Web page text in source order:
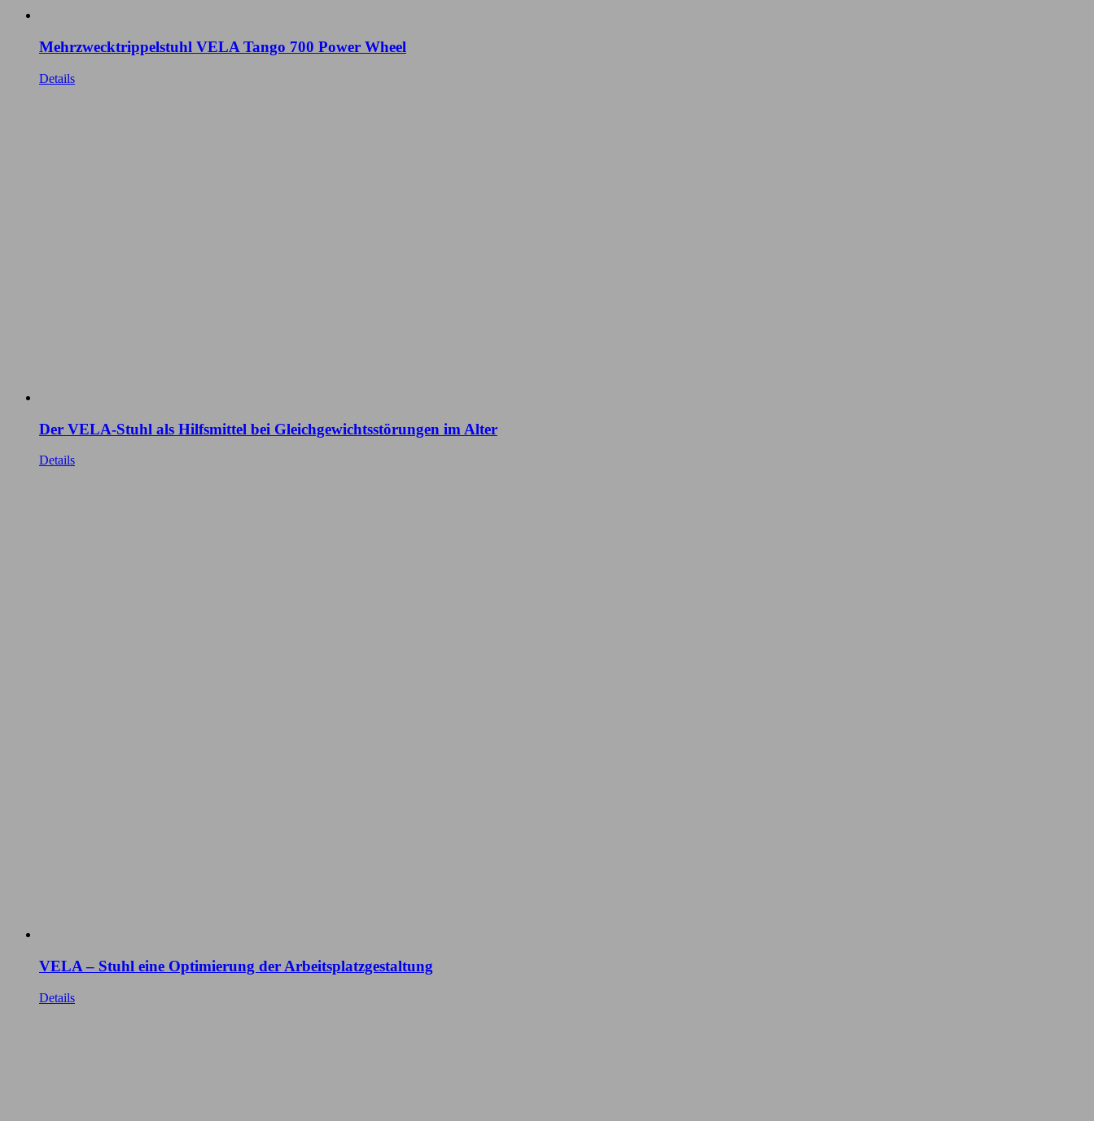
Mehrzwecktrippelstuhl VELA Tango 700 Power Wheel
Details
Der VELA-Stuhl als Hilfsmittel bei Gleichgewichtsstörungen im Alter
Details
VELA – Stuhl eine Optimierung der Arbeitsplatzgestaltung
Details